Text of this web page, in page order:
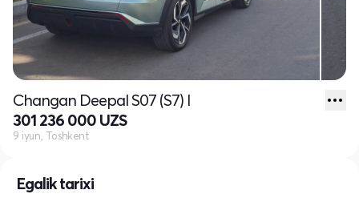
Egalik tarixi
Changan Deepal S07 (S7) I
301 236 000 UZS
9 iyun, Toshkent